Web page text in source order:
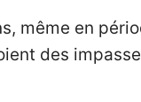
même en
des